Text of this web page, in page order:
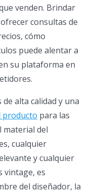
venden. Brindar
consultas de
cómo
puede alentar a
su plataforma en
alta calidad y una
producto para las
material del
cualquier
y cualquier
vintage, es
del diseñador, la